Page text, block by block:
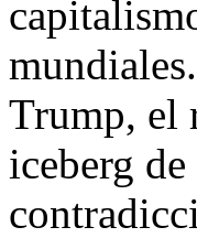
Trump, el
iceberg